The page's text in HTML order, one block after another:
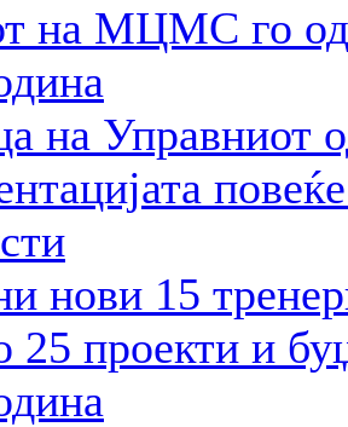
на МЦМС го
на
нови 15
25 проекти и